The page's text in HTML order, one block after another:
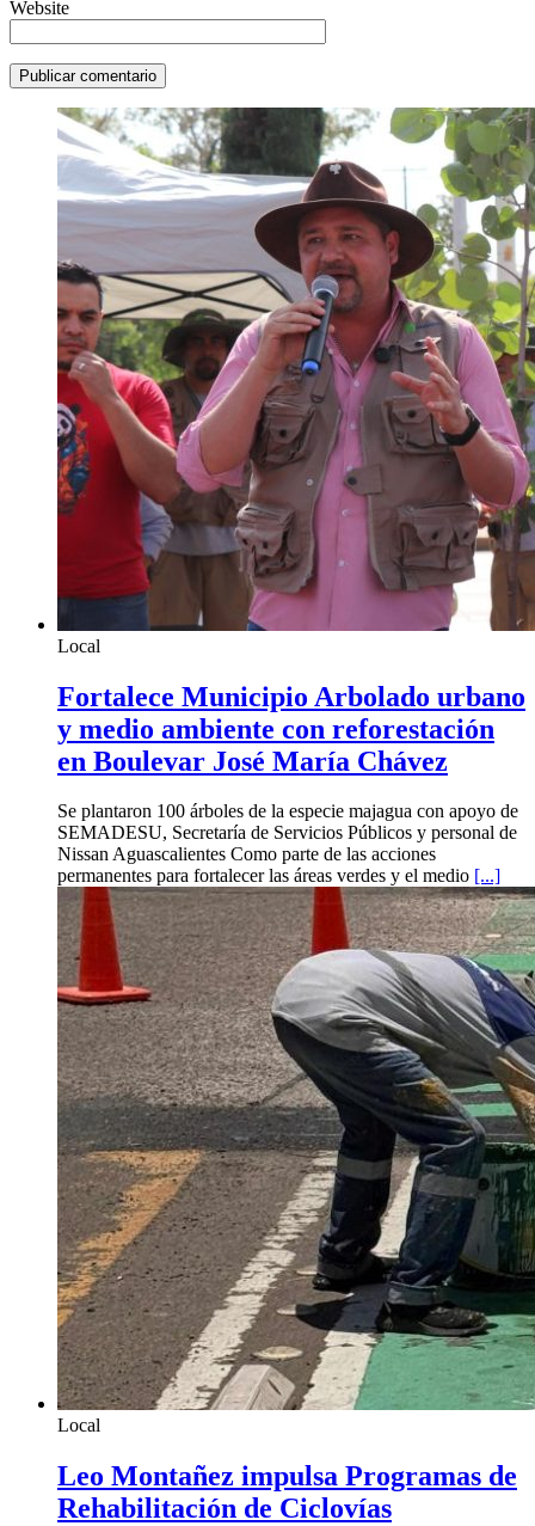
Website
Local
Fortalece Municipio Arbolado urbano
y medio ambiente con reforestación
en Boulevar José María Chávez
Se plantaron 100 árboles de la especie majagua con apoyo de
SEMADESU, Secretaría de Servicios Públicos y personal de
Nissan Aguascalientes Como parte de las acciones
permanentes para fortalecer las áreas verdes y el medio [...]
Local
Leo Montañez impulsa Programas de
Rehabilitación de Ciclovías